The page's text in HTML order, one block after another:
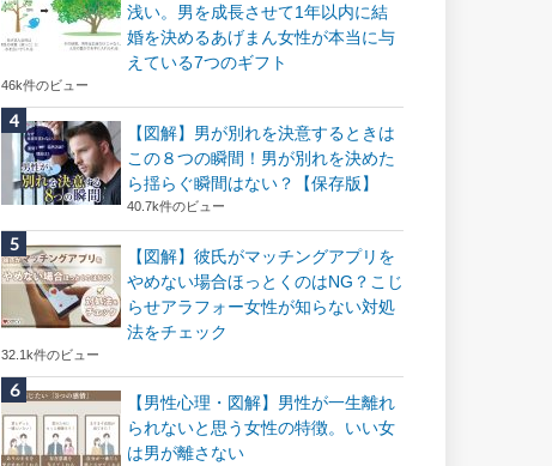
浅い。男を成長させて1年以内に結
婚を決めるあげまん女性が本当に与
えている7つのギフト
46k件のビュー
【図解】男が別れを決意するときは
この８つの瞬間！男が別れを決めた
ら揺らぐ瞬間はない？【保存版】
40.7k件のビュー
【図解】彼氏がマッチングアプリを
やめない場合ほっとくのはNG？こじ
らせアラフォー女性が知らない対処
法をチェック
32.1k件のビュー
【男性心理・図解】男性が一生離れ
られないと思う女性の特徴。いい女
は男が離さない